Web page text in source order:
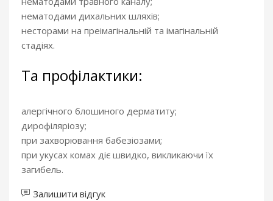
нематодами дихальних шляхів;
несторами на преімагінальній та імагінальній
стадіях.
Та профілактики:
алергічного блошиного дерматиту;
дирофіляріозу;
при захворювання бабезіозами;
при укусах комах діє швидко, викликаючи їх
загибель.
Залишити відгук